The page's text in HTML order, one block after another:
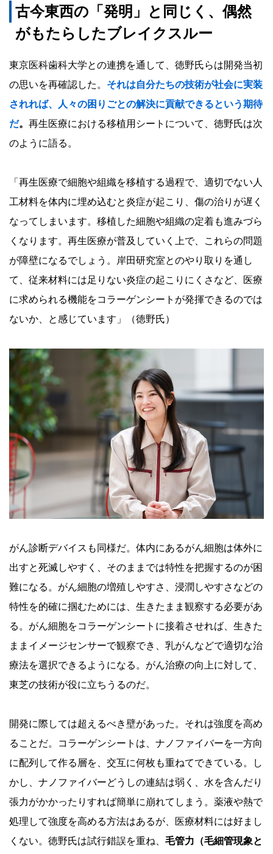
古今東西の「発明」と同じく、偶然
がもたらしたブレイクスルー
東京医科歯科大学との連携を通して、徳野氏らは開発当初
の思いを再確認した。 それは自分たちの技術が社会に実装
されれば、人々の困りごとの解決に貢献できるという期待
だ。 再生医療における移植用シートについて、徳野氏は次
のように語る。
「再生医療で細胞や組織を移植する過程で、適切でない人
工材料を体内に埋め込むと炎症が起こり、傷の治りが遅く
なってしまいます。移植した細胞や組織の定着も進みづら
くなります。再生医療が普及していく上で、これらの問題
が障壁になるでしょう。岸田研究室とのやり取りを通し
て、従来材料には足りない炎症の起こりにくさなど、医療
に求められる機能をコラーゲンシートが発揮できるのでは
ないか、と感じています」（徳野氏）
がん診断デバイスも同様だ。体内にあるがん細胞は体外に
出すと死滅しやすく、そのままでは特性を把握するのが困
難になる。がん細胞の増殖しやすさ、浸潤しやすさなどの
特性を的確に掴むためには、生きたまま観察する必要があ
る。がん細胞をコラーゲンシートに接着させれば、生きた
ままイメージセンサーで観察でき、乳がんなどで適切な治
療法を選択できるようになる。がん治療の向上に対して、
東芝の技術が役に立ちうるのだ。
開発に際しては超えるべき壁があった。それは強度を高め
ることだ。コラーゲンシートは、ナノファイバーを一方向
に配列して作る層を、交互に何枚も重ねてできている。し
かし、ナノファイバーどうしの連結は弱く、水を含んだり
張力がかかったりすれば簡単に崩れてしまう。薬液や熱で
処理して強度を高める方法はあるが、医療材料には好まし
くない。徳野氏は試行錯誤を重ね、 毛管力（毛細管現象と